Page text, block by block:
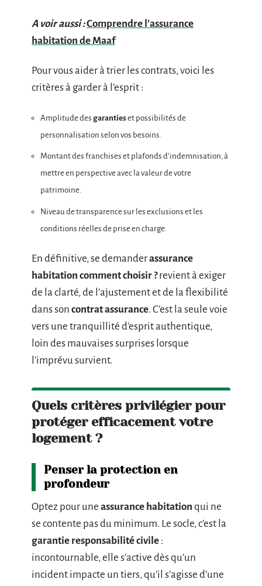
A voir aussi :Comprendre l’assurance
habitation de Maaf
Pour vous aider à trier les contrats, voici les
critères à garder à l’esprit :
Amplitude des garantieset possibilités de
personnalisation selon vos besoins.
Montant des franchises et plafonds d’indemnisation, à
mettre en perspective avec la valeur de votre
patrimoine.
Niveau de transparence sur les exclusions et les
conditions réelles de prise en charge.
En définitive, se demanderassurance
habitation comment choisir ?revient à exiger
de la clarté, de l’ajustement et de la flexibilité
dans son contrat assurance. C’est la seule voie
vers une tranquillité d’esprit authentique,
loin des mauvaises surprises lorsque
l’imprévu survient.
Quels critères privilégier pour
protéger efficacement votre
logement ?
Penser la protection en
profondeur
Optez pour une assurance habitation qui ne
se contente pas du minimum. Le socle, c’est la
garantie responsabilité civile :
incontournable, elle s’active dès qu’un
incident impacte un tiers, qu’il s’agisse d’une